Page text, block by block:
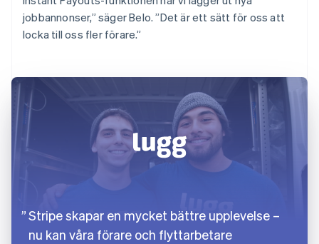
jobbannonser,” säger Belo. ”Det är ett sätt för oss att
locka till oss fler förare.”
Stripe skapar en mycket bättre upplevelse –
nu kan våra förare och flyttarbetare